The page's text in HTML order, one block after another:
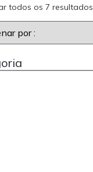
todos os 7 resultados